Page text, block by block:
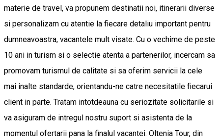
materie de travel, va propunem destinatii noi, itinerarii diverse
si personalizam cu atentie la fiecare detaliu important pentru
dumneavoastra, vacantele mult visate. Cu o vechime de peste
10 ani in turism si o selectie atenta a partenerilor, incercam sa
promovam turismul de calitate si sa oferim servicii la cele
mai inalte standarde, orientandu-ne catre necesitatile fiecarui
client in parte. Tratam intotdeauna cu seriozitate solicitarile si
va asiguram de intregul nostru suport si asistenta de la
momentul ofertarii pana la finalul vacantei. Oltenia Tour, din